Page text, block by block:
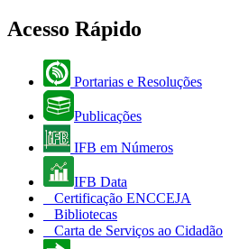
Acesso Rápido
Portarias e Resoluções
Publicações
IFB em Números
IFB Data
Certificação ENCCEJA
Bibliotecas
Carta de Serviços ao Cidadão